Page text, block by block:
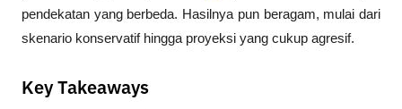
pendekatan yang berbeda. Hasilnya pun beragam, mulai dari
skenario konservatif hingga proyeksi yang cukup agresif.
Key Takeaways